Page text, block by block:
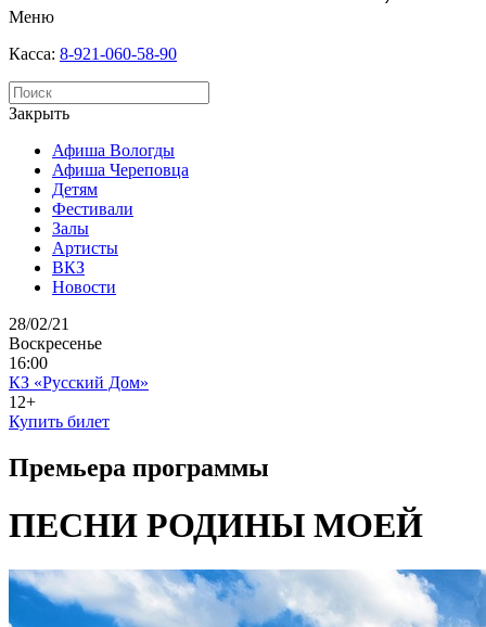
Меню
Касса: 8-921-060-58-90
Закрыть
Афиша Вологды
Афиша Череповца
Детям
Фестивали
Залы
Артисты
ВКЗ
Новости
28/02/21
Воскресенье
16:00
КЗ «Русский Дом»
12+
Купить билет
Премьера программы
ПЕСНИ РОДИНЫ МОЕЙ